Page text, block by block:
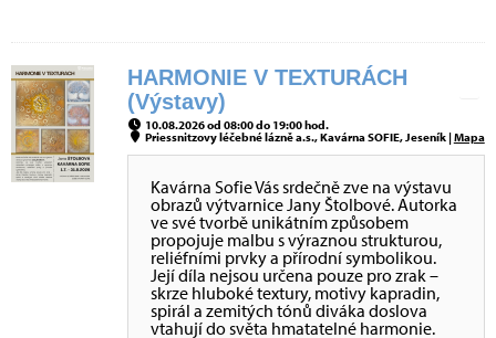
HARMONIE V TEXTURÁCH
(Výstavy)
10.08.2026 od 08:00 do 19:00 hod.
Priessnitzovy léčebné lázně a.s., Kavárna SOFIE, Jeseník |Mapa
Kavárna Sofie Vás srdečně zve na výstavu
obrazů výtvarnice Jany Štolbové. Autorka
ve své tvorbě unikátním způsobem
propojuje malbu s výraznou strukturou,
reliéfními prvky a přírodní symbolikou.
Její díla nejsou určena pouze pro zrak –
skrze hluboké textury, motivy kapradin,
spirál a zemitých tónů diváka doslova
vtahují do světa hmatatelné harmonie.